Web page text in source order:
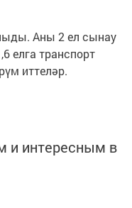
Аны 2 ел сынау
елга транспорт
иттеләр.
и интересным в